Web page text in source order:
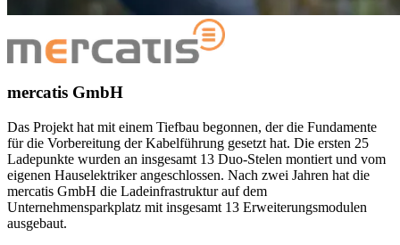
mercatis GmbH
Das Projekt hat mit einem Tiefbau begonnen, der die Fundamente
für die Vorbereitung der Kabelführung gesetzt hat. Die ersten 25
Ladepunkte wurden an insgesamt 13 Duo-Stelen montiert und vom
eigenen Hauselektriker angeschlossen. Nach zwei Jahren hat die
mercatis GmbH die Ladeinfrastruktur auf dem
Unternehmensparkplatz mit insgesamt 13 Erweiterungsmodulen
ausgebaut.